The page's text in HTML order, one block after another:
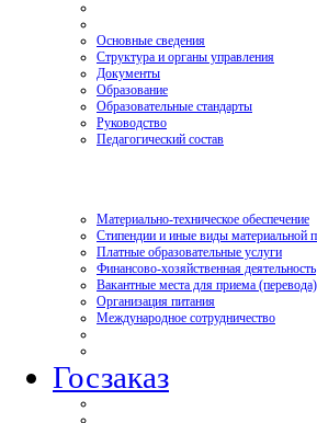
Основные сведения
Структура и органы управления
Документы
Образование
Образовательные стандарты
Руководство
Педагогический состав
Материально-техническое обеспечение
Стипендии и иные виды материальной
Платные образовательные услуги
Финансово-хозяйственная деятельность
Вакантные места для приема (перевода)
Организация питания
Международное сотрудничество
Госзаказ